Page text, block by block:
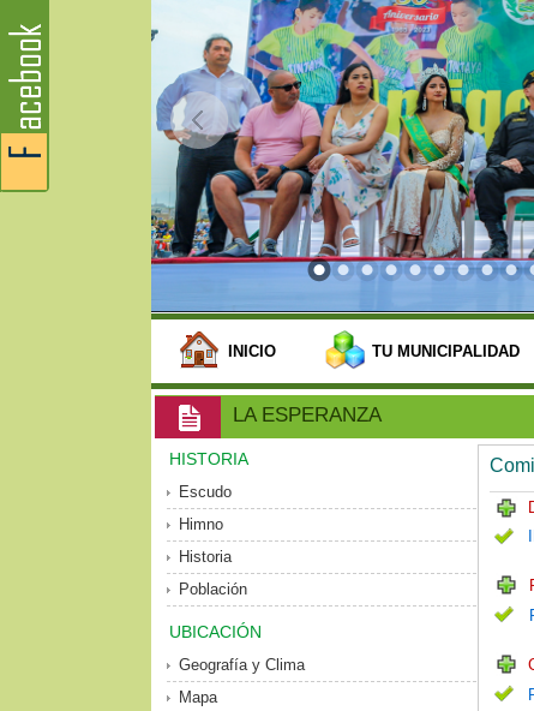
INICIO TU MUNICIPALIDAD
LA ESPERANZA
HISTORIA
Escudo
Himno
Historia
Población
UBICACIÓN
Geografía y Clima
Mapa